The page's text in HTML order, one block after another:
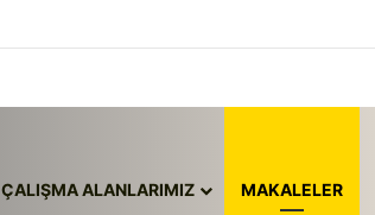
ÇALIŞMA ALANLARIMIZ MAKALELER